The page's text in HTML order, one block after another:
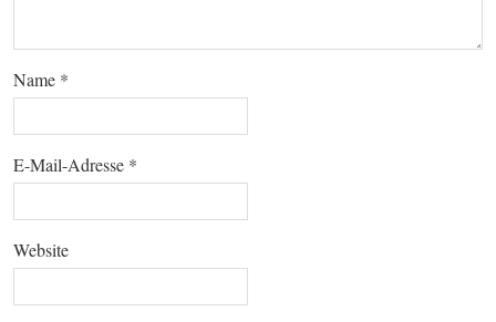
Name *
E-Mail-Adresse *
Website